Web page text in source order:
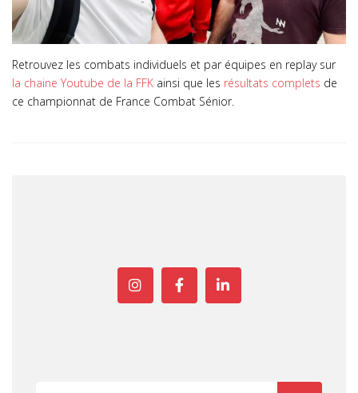
Retrouvez les combats individuels et par équipes en replay sur
la chaine Youtube de la FFK ainsi que les résultats complets de
ce championnat de France Combat Sénior.